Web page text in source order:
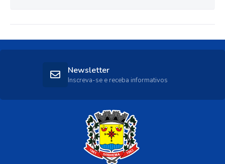
Newsletter
Inscreva-se e receba informativos